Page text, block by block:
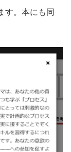
す。本にも同